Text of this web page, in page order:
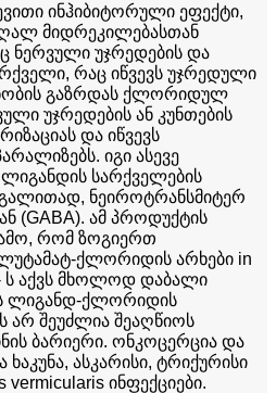
ინჰიბიტორული ეფექტი,
მიდრეკილებასთან
უჯრედების და
რაც იწვევს უჯრედული
გაზრდას ქლორიდულ
უჯრედების ან კუნთების
და იწვევს
იგი ასევე
სარქველების
ნეიროტრანსმიტერ
(GABA). ამ პროდუქტის
რომ ზოგიერთ
ქლორიდის არხები in
ს აქვს მხოლოდ დაბალი
ლიგანდ-ქლორიდის
არ შეუძლია შეაღწიოს
ბარიერი. ონკოცერცია და
ასკარისი, ტრიქურისი
ინფექციები.